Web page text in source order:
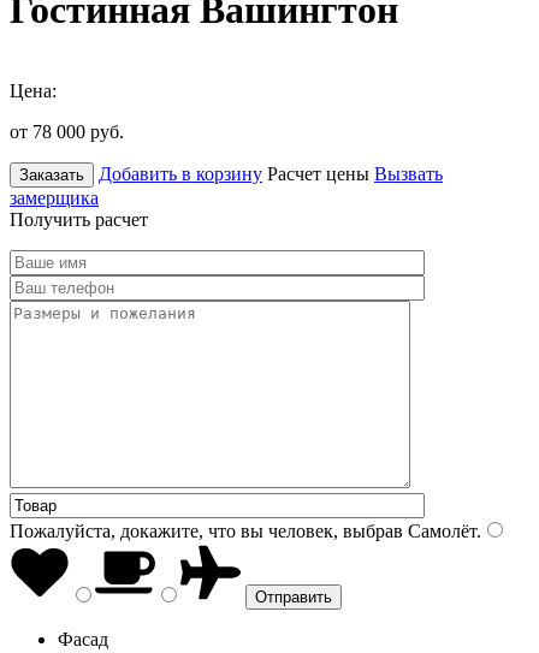
Гостинная Вашингтон
Цена:
от 78 000 руб.
Заказать Добавить в корзину Расчет цены Вызвать
замерщика
Получить расчет
Пожалуйста, докажите, что вы человек, выбрав Самолёт.
Фасад